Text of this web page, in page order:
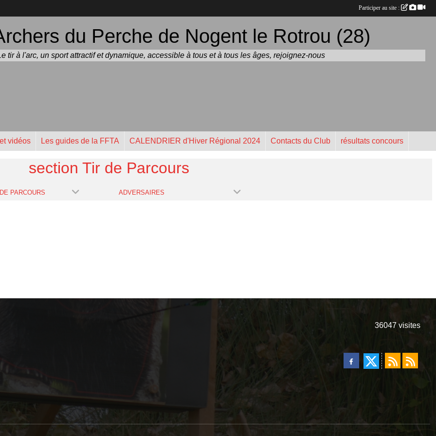
du Perche de Nogent le Rotrou (28)
tir à l'arc, un sport attractif et dynamique, accessible à tous et à tous les âges, rejoignez-nous
vidéos Les guides de la FFTA CALENDRIER d'Hiver Régional 2024 Contacts du Club résultats concours
section Tir de Parcours
PARCOURS ADVERSAIRES
36047 visites
Participer au site :